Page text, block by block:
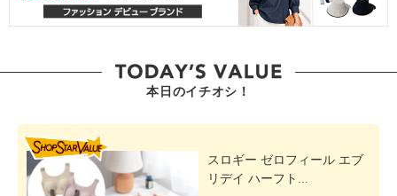
本日のイチオシ！
スロギー ゼロフィール エブ
リデイ ハーフト...